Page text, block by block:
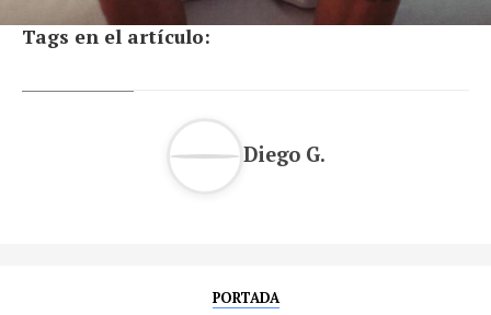
Tags en el artículo:
Diego G.
PORTADA